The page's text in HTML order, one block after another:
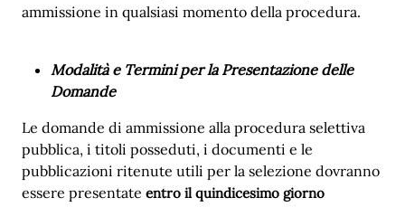
ammissione in qualsiasi momento della procedura.
Modalità e Termini per la Presentazione delle
Domande
Le domande di ammissione alla procedura selettiva
pubblica, i titoli posseduti, i documenti e le
pubblicazioni ritenute utili per la selezione dovranno
essere presentate entro il quindicesimo giorno